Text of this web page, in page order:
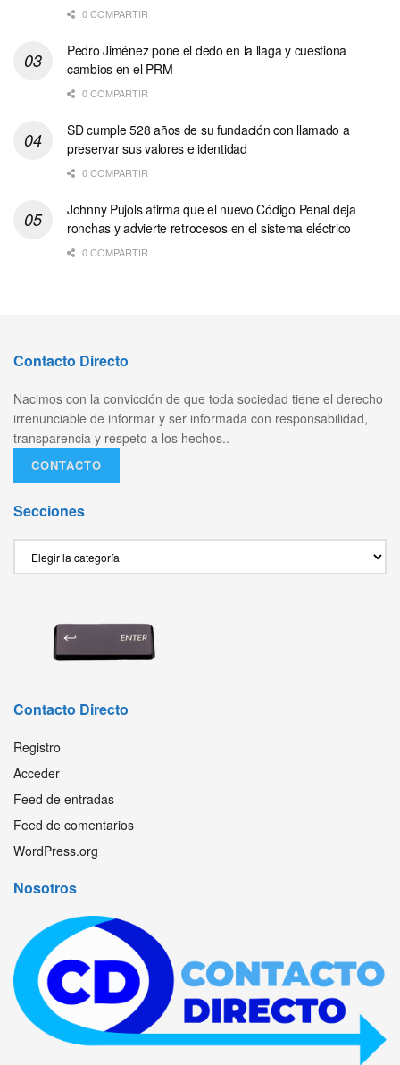
0 COMPARTIR
Pedro Jiménez pone el dedo en la llaga y cuestiona
cambios en el PRM
0 COMPARTIR
SD cumple 528 años de su fundación con llamado a
preservar sus valores e identidad
0 COMPARTIR
Johnny Pujols afirma que el nuevo Código Penal deja
ronchas y advierte retrocesos en el sistema eléctrico
0 COMPARTIR
Contacto Directo
Nacimos con la convicción de que toda sociedad tiene el derecho
irrenunciable de informar y ser informada con responsabilidad,
transparencia y respeto a los hechos..
CONTACTO
Secciones
Contacto Directo
Registro
Acceder
Feed de entradas
Feed de comentarios
WordPress.org
Nosotros